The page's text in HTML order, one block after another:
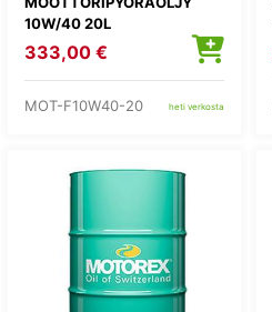
10W/40 20L
333,00 €
MOT-F10W40-20 heti verkosta